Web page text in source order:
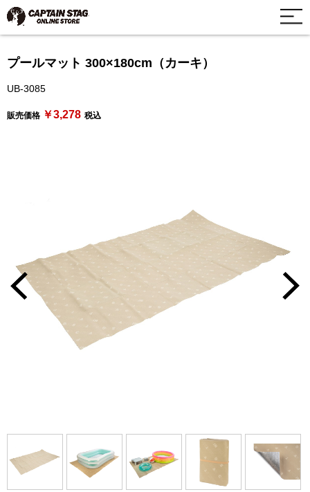
プールマット 300×180cm（カーキ）
UB-3085
販売価格 ￥3,278 税込